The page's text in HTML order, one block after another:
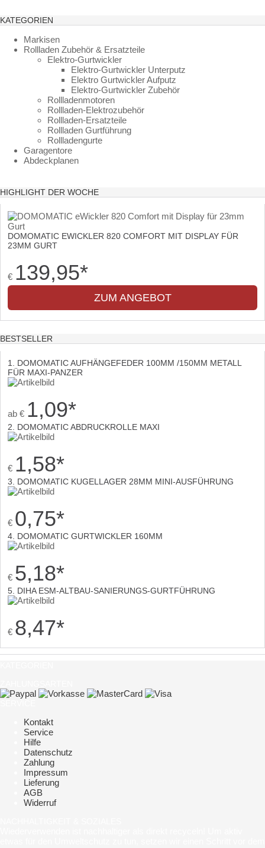
KATEGORIEN
Markisen
Rollladen Zubehör & Ersatzteile
Elektro-Gurtwickler
Elektro-Gurtwickler Unterputz
Elektro Gurtwickler Aufputz
Elektro-Gurtwickler Zubehör
Rollladenmotoren
Rollladen-Elektrozubehör
Rollladen-Ersatzteile
Rollladen Gurtführung
Rollladengurte
Garagentore
Abdeckplanen
HIGHLIGHT DER WOCHE
DOMOMATIC EWICKLER 820 COMFORT MIT DISPLAY FÜR
23MM GURT
€ 139,95*
ZUM ANGEBOT
BESTSELLER
1. DOMOMATIC AUFHÄNGEFEDER 100MM /150MM METALL
FÜR MAXI-PANZER
ab € 1,09*
2. DOMOMATIC ABDRUCKROLLE MAXI
€ 1,58*
3. DOMOMATIC KUGELLAGER 28MM MINI-AUSFÜHRUNG
€ 0,75*
4. DOMOMATIC GURTWICKLER 160MM
€ 5,18*
5. DIHA ESM-ALTBAU-SANIERUNGS-GURTFÜHRUNG
€ 8,47*
Kontakt
Service
Hilfe
Datenschutz
Zahlung
Impressum
Lieferung
AGB
Widerruf